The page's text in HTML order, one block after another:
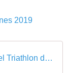
Résultats Individuel Triathlon des 3 Fontaines 2019